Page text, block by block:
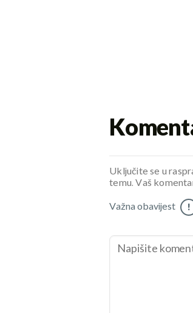
Uključite se u
temu. Vaš
Važna obavijest !